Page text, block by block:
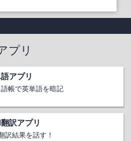
プリ
アプリ
帳で英単語を暗記
訳アプリ
訳結果を話す！